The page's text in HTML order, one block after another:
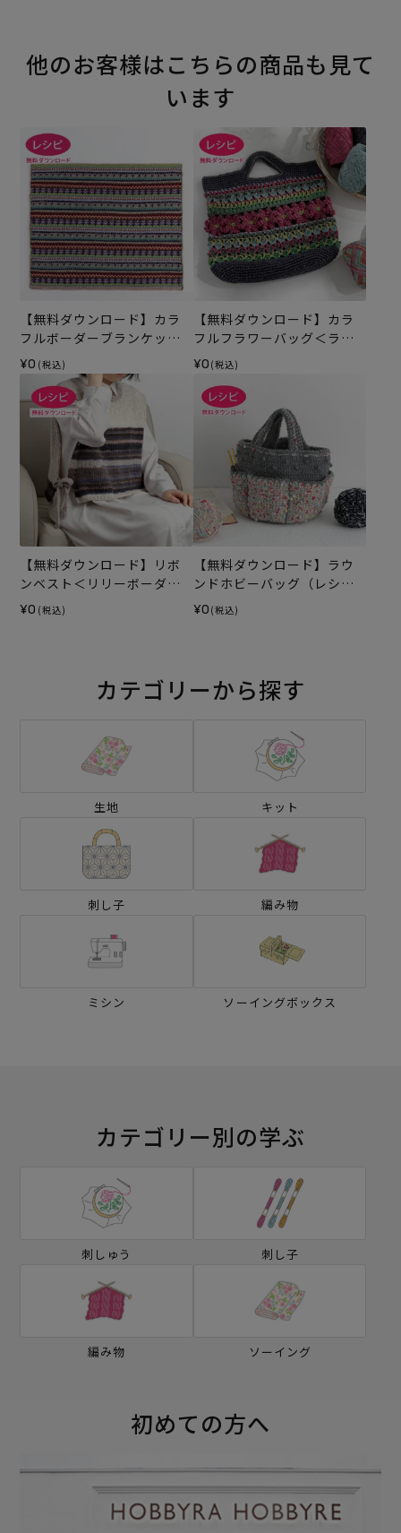
他のお客様はこちらの商品も見て
います
【無料ダウンロード】カラ
フルボーダーブランケット
（レシピ）
¥0 (税込)
【無料ダウンロード】カラ
フルフラワーバッグ＜ラフ
ィスグラン＞（レシピ）
¥0 (税込)
【無料ダウンロード】リボ
ンベスト＜リリーボーダー
グラン＞（レシピ）
¥0 (税込)
【無料ダウンロード】ラウ
ンドホビーバッグ（レシ
ピ）
¥0 (税込)
カテゴリーから探す
生地 キット
刺し子 編み物
ミシン ソーイングボックス
カテゴリー別の学ぶ
刺しゅう 刺し子
編み物 ソーイング
初めての方へ